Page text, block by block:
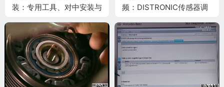
装：专用工具、对中安装与
频：DISTRONIC传感器调